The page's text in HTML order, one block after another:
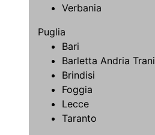
Verbania
Puglia
Bari
Barletta Andria Trani
Brindisi
Foggia
Lecce
Taranto